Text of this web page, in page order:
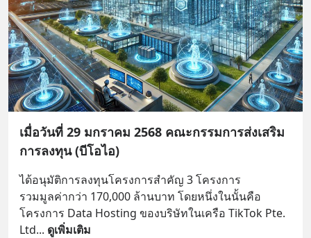
เมื่อวันที่ 29 มกราคม 2568 คณะกรรมการส่งเสริม
การลงทุน (บีโอไอ)
ได้อนุมัติการลงทุนโครงการสำคัญ 3 โครงการ
รวมมูลค่ากว่า 170,000 ล้านบาท โดยหนึ่งในนั้นคือ
โครงการ Data Hosting ของบริษัทในเครือ TikTok Pte.
Ltd... ดูเพิ่มเติม